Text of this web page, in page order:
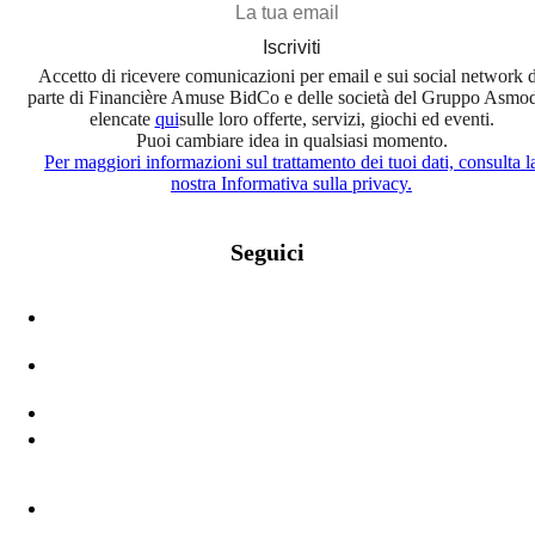
Iscriviti
Accetto di ricevere comunicazioni per email e sui social network
parte di Financière Amuse BidCo e delle società del Gruppo
elencate quisulle loro offerte, servizi, giochi ed eventi.
Puoi cambiare idea in qualsiasi momento.
Per maggiori informazioni sul trattamento dei tuoi dati, consulta
nostra Informativa sulla privacy.
Seguici